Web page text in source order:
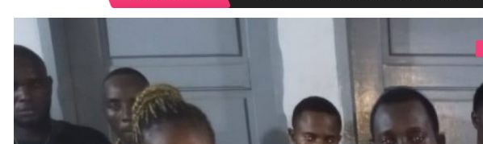
direction sur les arriérés du SMIG 2023